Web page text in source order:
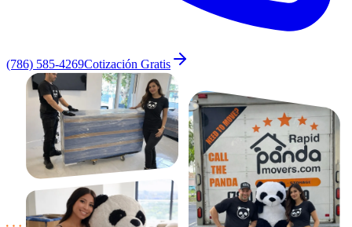
(786) 585-4269Cotización Gratis